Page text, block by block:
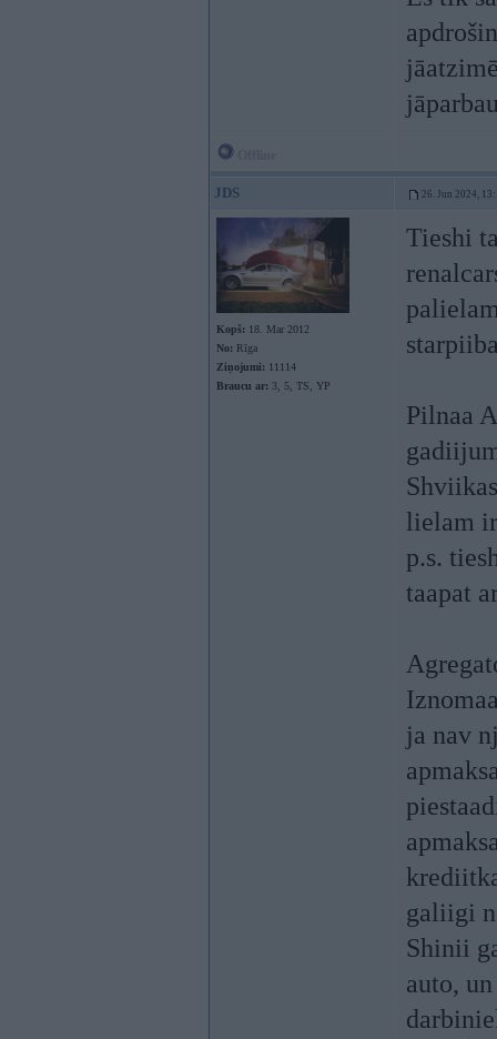
JDS 26. Jun 2024,
Kopš: 18. Mar 2012
No: Rīga
Ziņojumi: 11114
Braucu ar: 3, 5, TS, YP
Tieshi
Pilnaa
lielam
p.s.
taapat
ja nav
galiigi
Shinii
auto,